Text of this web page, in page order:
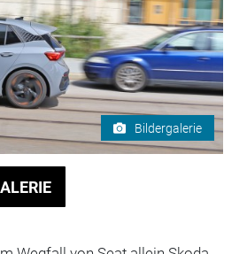
Bildergalerie